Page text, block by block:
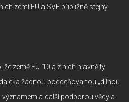
zemí EU a SVE přibližně stejný.
země EU-10 a z nich hlavně ty
žádnou podceňovanou „dílnou
významem a další podporou vědy a